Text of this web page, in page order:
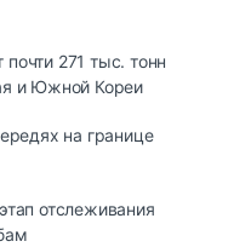
271 тыс. тонн
и Южной Кореи
на границе
отслеживания